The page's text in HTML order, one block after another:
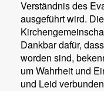
Verständnis des
ausgeführt wird.
Dankbar dafür,
worden sind,
um Wahrheit und
und Leid